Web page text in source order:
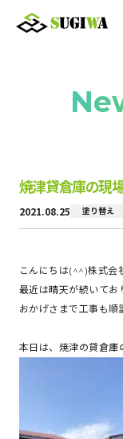
焼津貸倉庫の現
2021.08.25 塗り替え
こんにちは(^^)株式会
最近は晴天が続いてお
おかげさまで工事も順
本日は、焼津の貸倉庫